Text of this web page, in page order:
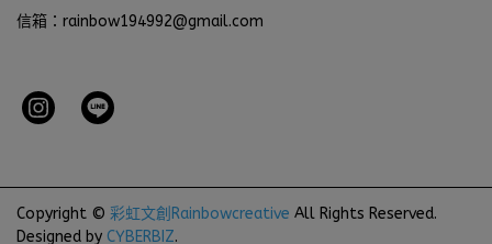
信箱：rainbow194992@gmail.com
Copyright © 彩虹文創Rainbowcreative All Rights Reserved.
Designed by CYBERBIZ.